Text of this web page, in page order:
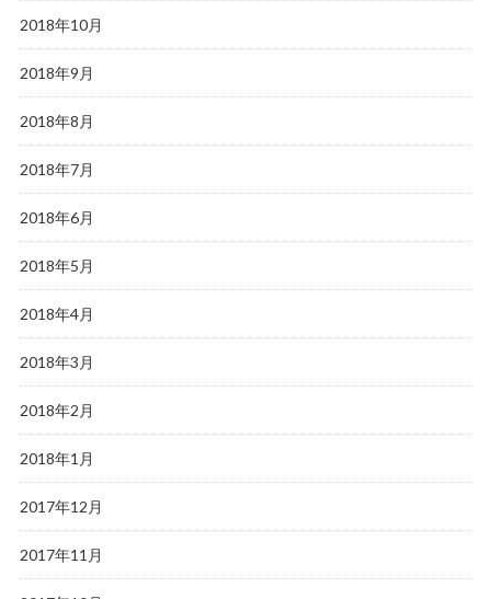
2018年10月
2018年9月
2018年8月
2018年7月
2018年6月
2018年5月
2018年4月
2018年3月
2018年2月
2018年1月
2017年12月
2017年11月